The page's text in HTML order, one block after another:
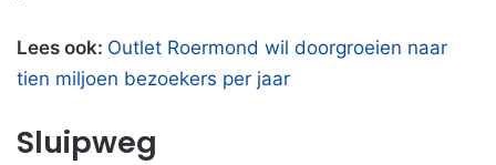
Lees ook: Outlet Roermond wil doorgroeien naar
tien miljoen bezoekers per jaar
Sluipweg